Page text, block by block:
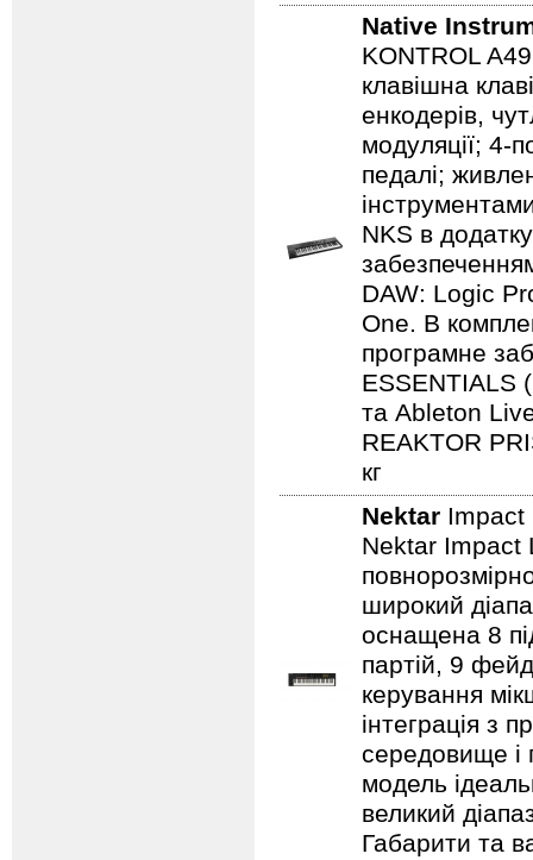
Native
KONTROL
клавішна
енкодерів,
модуляції; 4-
педалі;
NKS в
DAW: Logic
One. В
програмне
ESSENTIALS
та Ableton
REAKTOR
кг
Nektar
Nektar Impact
широкий
оснащена 8
партій, 9
керування
інтеграція з
середовище і
модель
великий
Габарити та